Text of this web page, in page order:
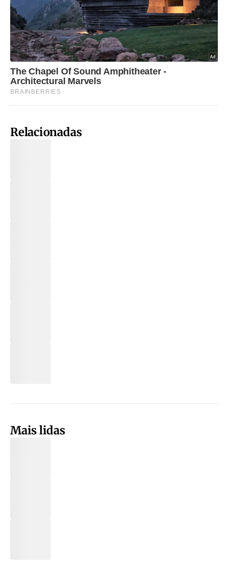
Relacionadas
Mais lidas